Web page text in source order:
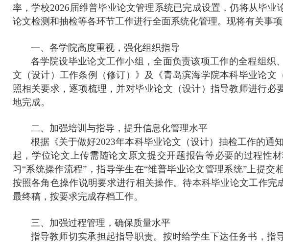
率，学校2026届维普毕业论文管理系统已完成设置，仍将从毕业
论文检测和抽检等各环节工作进行全面系统化管理。现将有关事项
一、各学院高度重视，强化组织指导
各学院设毕业论文工作小组，全面负责该项工作的全程组织
文（设计）工作条例（修订）》及《青岛滨海学院本科毕业论
照相关要求，逐项梳理，并对毕业论文（设计）指导教师进行必
地完成。
二、 加强培训与指导，提升信息化管理水平
根据《关于做好2023年本科毕业论文（设计）抽检工作的通
起，学位论文上传需随论文原文提交开题报告等必要的过程性
习“系统操作流程”，指导学生在“维普毕业论文管理系统”上提交
按照各角色操作说明要求进行相关操作。待本科毕业论文工作完
最终稿，按要求完成存档工作。
三、加强过程管理，确保质量水平
指导教师切实承担起指导职责。按时给学生下达任务书，指